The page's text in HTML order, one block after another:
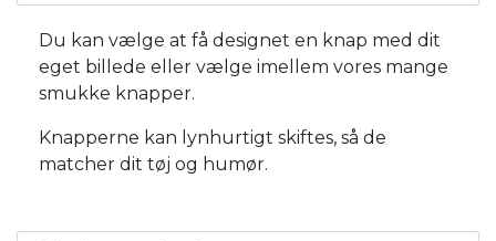
Du kan vælge at få designet en knap med dit
eget billede eller vælge imellem vores mange
smukke knapper.
Knapperne kan lynhurtigt skiftes, så de
matcher dit tøj og humør.